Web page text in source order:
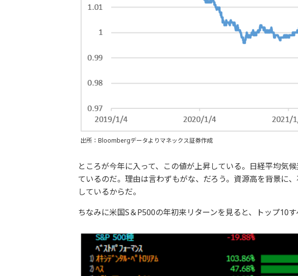
出所：Bloombergデータよりマネックス証券作成
ところが今年に入って、この値が上昇している。日経平均気
ているのだ。理由は言わずもがな、だろう。資源高を背景に
しているからだ。
ちなみに米国S＆P500の年初来リターンを見ると、トップ10す